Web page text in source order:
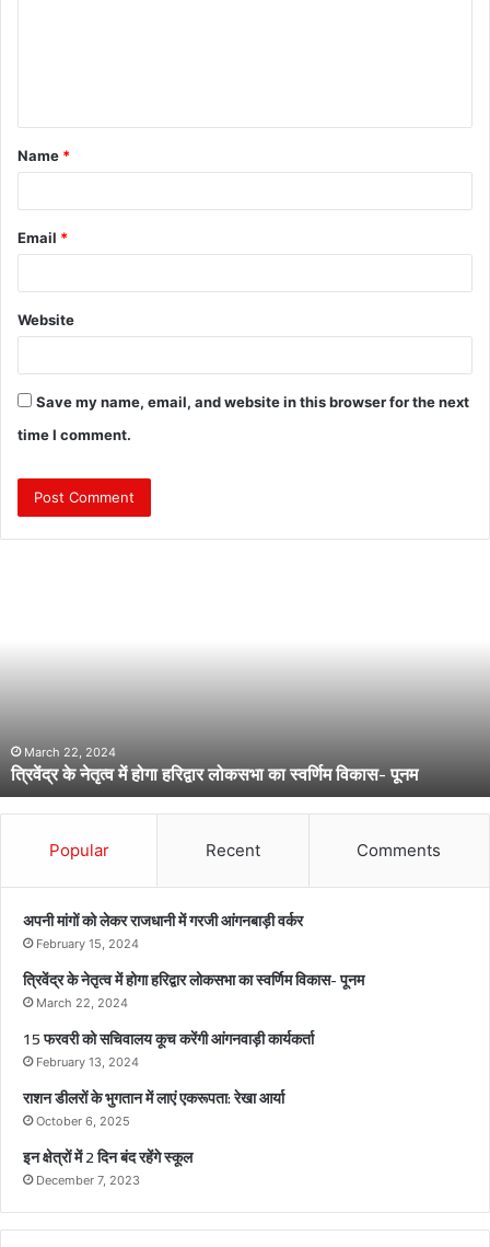
t
*
Name *
Email *
Website
Save my name, email, and website in this browser for the next
time I comment.
गा
ह
रि
लो
म
March 22, 2024
त्रिवेंद्र के नेतृत्व में होगा हरिद्वार लोकसभा का स्वर्णिम विकास- पूनम
Popular Recent Comments
अपनी मांगों को लेकर राजधानी में गरजी आंगनबाड़ी वर्कर
February 15, 2024
त्रिवेंद्र के नेतृत्व में होगा हरिद्वार लोकसभा का स्वर्णिम विकास- पूनम
March 22, 2024
15 फरवरी को सचिवालय कूच करेंगी आंगनवाड़ी कार्यकर्ता
February 13, 2024
राशन डीलरों के भुगतान में लाएं एकरूपता: रेखा आर्या
October 6, 2025
इन क्षेत्रों में 2 दिन बंद रहेंगे स्कूल
December 7, 2023